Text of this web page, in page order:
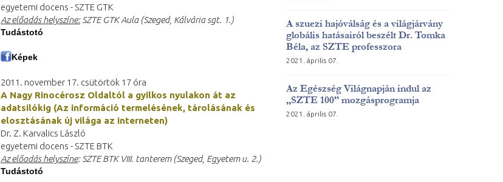
egyetemi docens - SZTE GTK
Az előadás helyszíne: SZTE GTK Aula (Szeged, Kálvária sgt. 1.)
Tudástotó
Képek
2011. november 17. csütörtök 17 óra
A Nagy Rinocérosz Oldaltól a gyilkos nyulakon át az
adatsilókig (Az információ termelésének, tárolásának és
elosztásának új világa az interneten)
Dr. Z. Karvalics László
egyetemi docens - SZTE BTK
Az előadás helyszíne: SZTE BTK VIII. tanterem (Szeged, Egyetem u. 2.)
Tudástotó
A szuezi hajóválság és a világjárvány
globális hatásairól beszélt Dr. Tomka
Béla, az SZTE professzora
2021. április 07.
Az Egészség Világnapján indul az
„SZTE 100” mozgásprogramja
2021. április 07.